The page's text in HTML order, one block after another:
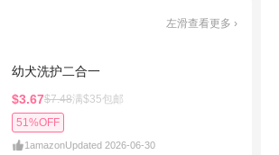
左滑查看更多 ›
幼犬洗护二合一
$3.67$7.48满$35包邮
51%OFF
1amazonUpdated 2026-06-30